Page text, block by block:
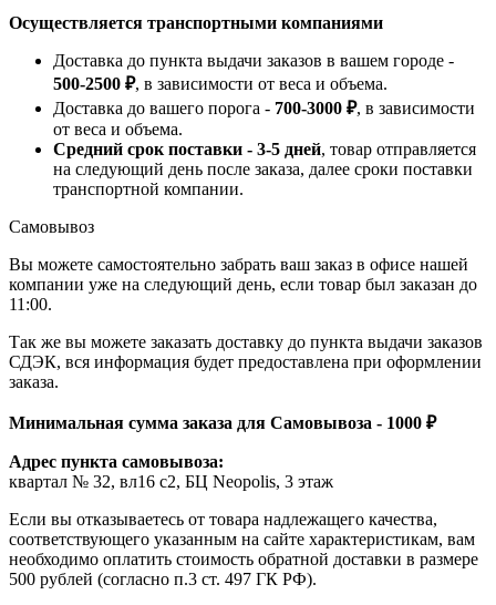
Осуществляется транспортными компаниями
Доставка до пункта выдачи заказов в вашем городе -
500-2500 ₽, в зависимости от веса и объема.
Доставка до вашего порога - 700-3000 ₽, в зависимости
от веса и объема.
Средний срок поставки - 3-5 дней, товар отправляется
на следующий день после заказа, далее сроки поставки
транспортной компании.
Самовывоз
Вы можете самостоятельно забрать ваш заказ в офисе нашей
компании уже на следующий день, если товар был заказан до
11:00.
Так же вы можете заказать доставку до пункта выдачи заказов
СДЭК, вся информация будет предоставлена при оформлении
заказа.
Минимальная сумма заказа для Самовывоза - 1000 ₽
Адрес пункта самовывоза:
квартал № 32, вл16 с2, БЦ Neopolis, 3 этаж
Если вы отказываетесь от товара надлежащего качества,
соответствующего указанным на сайте характеристикам, вам
необходимо оплатить стоимость обратной доставки в размере
500 рублей (согласно п.3 ст. 497 ГК РФ).